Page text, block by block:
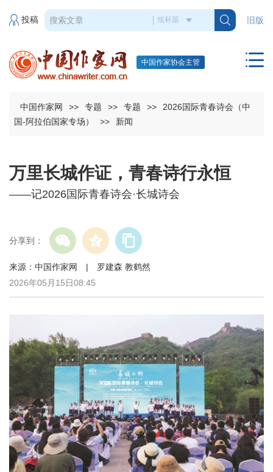
旧版
投稿
中国作家协会主管
中国作家网 >> 专题 >> 专题 >>
2026国际青春诗会（中
国-阿拉伯国家专场）
>> 新闻
万里长城作证，青春诗行永恒
——记2026国际青春诗会·长城诗会
分享到：
来源：中国作家网 | 罗建森 教鹤然
2026年05月15日08:45